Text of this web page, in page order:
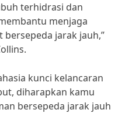
terhidrasi dan
menjaga
jarak jauh,”
kunci kelancaran
diharapkan kamu
bersepeda jarak jauh